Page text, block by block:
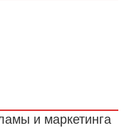
и маркетинга